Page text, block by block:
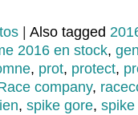
Also tagged
2016 en stock,
, prot, protect,
company,
, spike gore,